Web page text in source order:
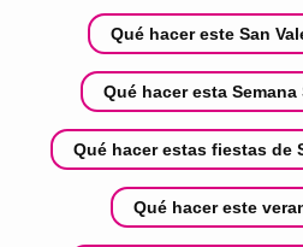
Qué hacer este San
Qué hacer esta
Qué hacer estas fiestas de
Qué hacer este